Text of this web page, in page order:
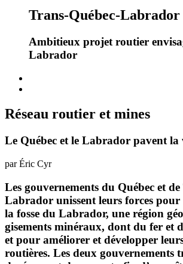
Trans-Québec-Labrador
Ambitieux projet routier
Labrador
Réseau routier et mines
Le Québec et le Labrador pavent la
par Éric Cyr
Les gouvernements du Québec et
Labrador unissent leurs forces
la fosse du Labrador, une région
gisements minéraux, dont du fer et
et pour améliorer et développer
routières. Les deux gouvernements